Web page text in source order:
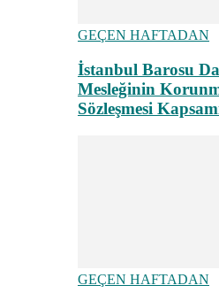
GEÇEN HAFTADAN
İstanbul Barosu
Mesleğinin
Sözleşmesi
GEÇEN HAFTADAN